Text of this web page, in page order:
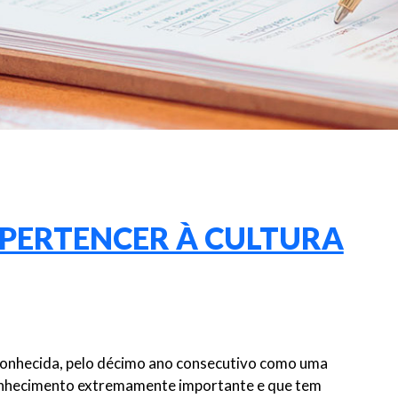
À CULTURA
pelo décimo ano consecutivo como uma
extremamente importante e que tem